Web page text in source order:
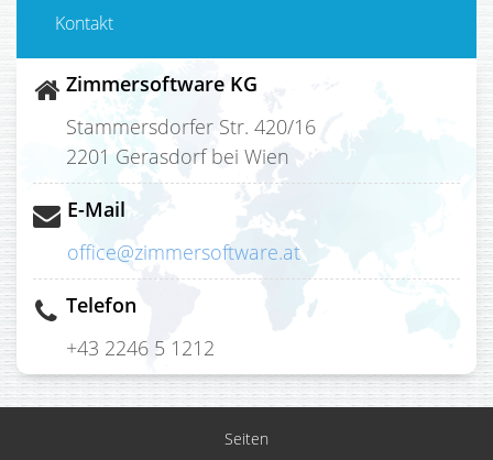
Kontakt
Zimmersoftware KG
Stammersdorfer Str. 420/16
2201 Gerasdorf bei Wien
E-Mail
office@zimmersoftware.at
Telefon
+43 2246 5 1212
Seiten